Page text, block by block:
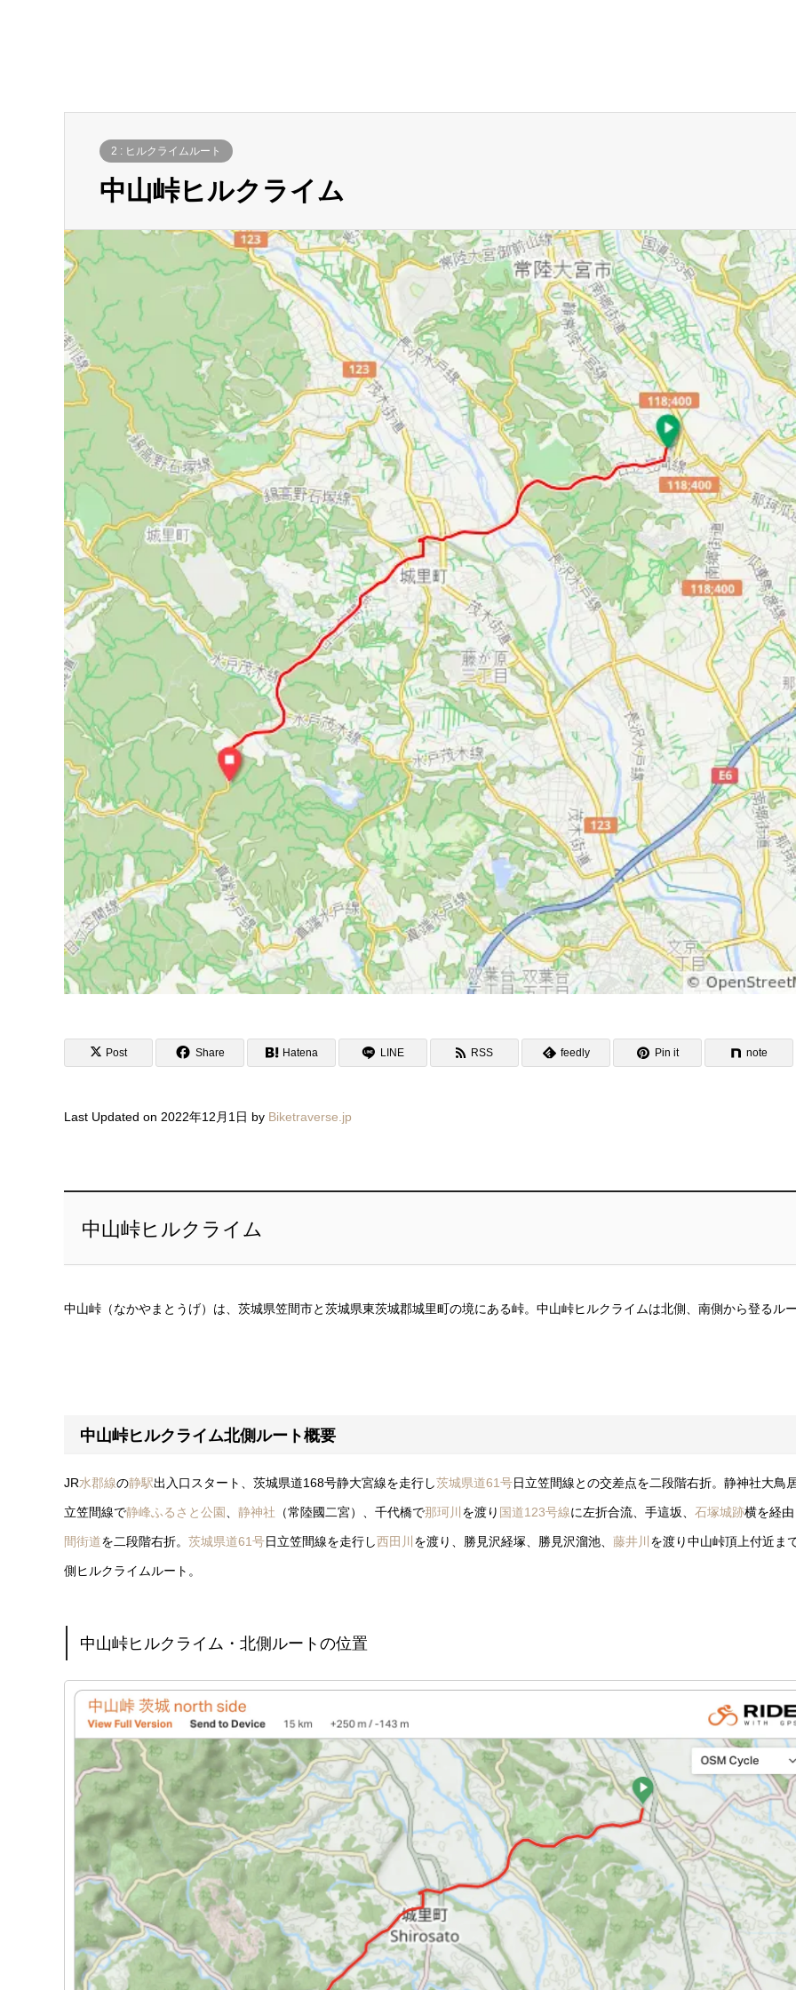
2 : ヒルクライムルート
中山峠ヒルクライム
Post Share Hatena LINE RSS feedly Pin it note
Last Updated on 2022年12月1日 by Biketraverse.jp
中山峠ヒルクライム
中山峠（なかやまとうげ）は、茨城県笠間市と茨城県東茨城郡城里町の境にある峠。中山峠ヒルクライムは北側、南側から登るルー
中山峠ヒルクライム北側ルート概要
JR水郡線の静駅出入口スタート、茨城県道168号静大宮線を走行し茨城県道61号日立笠間線との交差点を二段階右折。静神社大鳥
立笠間線で静峰ふるさと公園 静神社 （常陸國二宮）、千代橋で那珂川 を渡り 国道123号線に左折合流、手這坂、 石塚城跡横を経由
間街道を二段階右折。 茨城県道61号日立笠間線を走行し西田川 を渡り、勝見沢経塚、勝見沢溜池、 藤井川 を渡り中山峠頂上付近ま
側ヒルクライムルート。
中山峠ヒルクライム・北側ルートの位置